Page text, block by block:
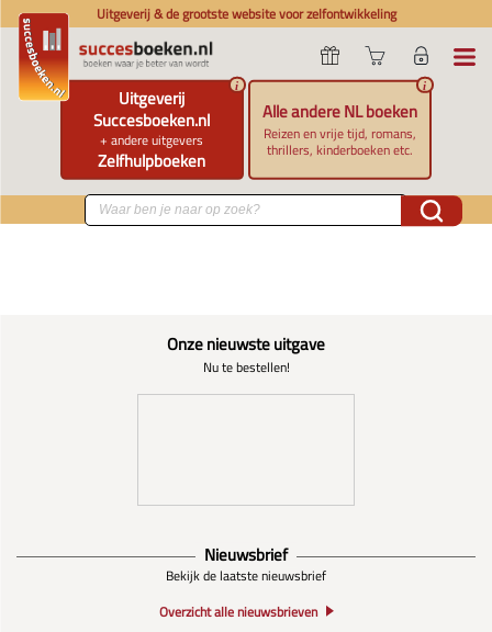
Uitgeverij & de grootste website voor zelfontwikkeling
Uitgeverij
Succesboeken.nl
+ andere uitgevers
Zelfhulpboeken
i
Alle andere NL boeken
Reizen en vrije tijd, romans,
thrillers, kinderboeken etc.
i
Onze nieuwste uitgave
Nu te bestellen!
Nieuwsbrief
Bekijk de laatste nieuwsbrief
Overzicht alle nieuwsbrieven